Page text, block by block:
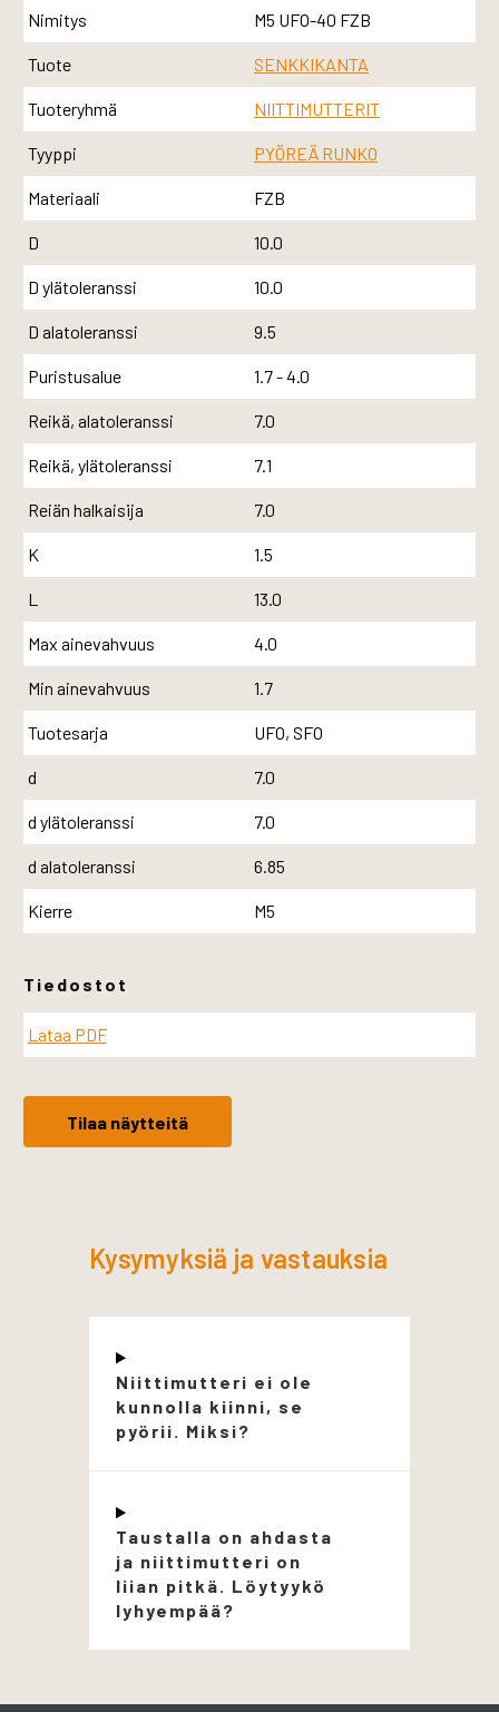
Nimitys M5 UFO-40 FZB
Tuote SENKKIKANTA
Tuoteryhmä NIITTIMUTTERIT
Tyyppi PYÖREÄ RUNKO
Materiaali FZB
D 10.0
D ylätoleranssi 10.0
D alatoleranssi 9.5
Puristusalue 1.7 - 4.0
Reikä, alatoleranssi 7.0
Reikä, ylätoleranssi 7.1
Reiän halkaisija 7.0
K 1.5
L 13.0
Max ainevahvuus 4.0
Min ainevahvuus 1.7
Tuotesarja UFO, SFO
d 7.0
d ylätoleranssi 7.0
d alatoleranssi 6.85
Kierre M5
Tiedostot
Lataa PDF
Tilaa näytteitä
Kysymyksiä ja vastauksia
Niittimutteri ei ole
kunnolla kiinni, se
pyörii. Miksi?
Taustalla on ahdasta
ja niittimutteri on
liian pitkä. Löytyykö
lyhyempää?